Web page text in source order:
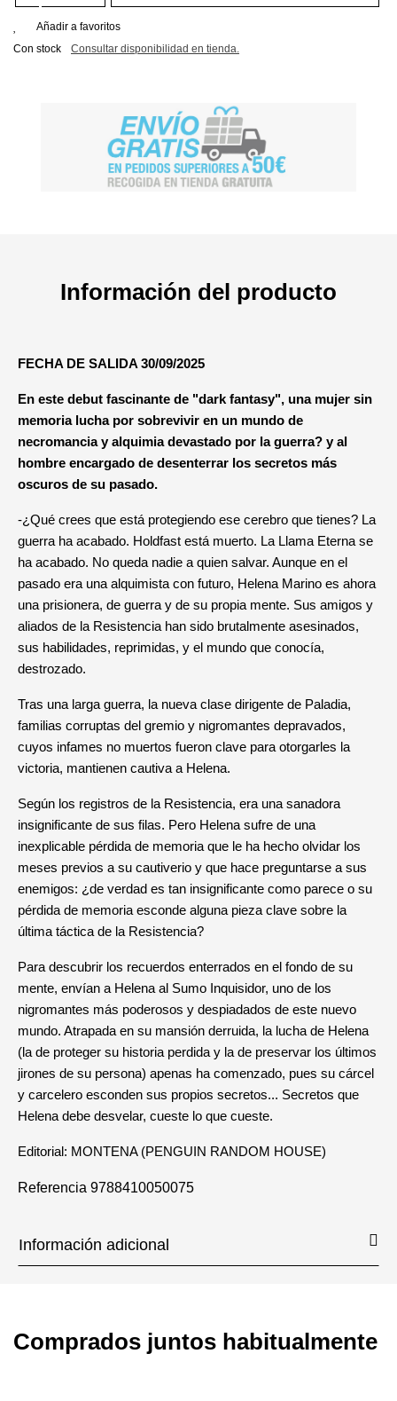
Añadir a favoritos
Con stock
Consultar disponibilidad en tienda.
Información del producto
FECHA DE SALIDA 30/09/2025
En este debut fascinante de "dark fantasy", una mujer sin
memoria lucha por sobrevivir en un mundo de
necromancia y alquimia devastado por la guerra? y al
hombre encargado de desenterrar los secretos más
oscuros de su pasado.
-¿Qué crees que está protegiendo ese cerebro que tienes? La
guerra ha acabado. Holdfast está muerto. La Llama Eterna se
ha acabado. No queda nadie a quien salvar. Aunque en el
pasado era una alquimista con futuro, Helena Marino es ahora
una prisionera, de guerra y de su propia mente. Sus amigos y
aliados de la Resistencia han sido brutalmente asesinados,
sus habilidades, reprimidas, y el mundo que conocía,
destrozado.
Tras una larga guerra, la nueva clase dirigente de Paladia,
familias corruptas del gremio y nigromantes depravados,
cuyos infames no muertos fueron clave para otorgarles la
victoria, mantienen cautiva a Helena.
Según los registros de la Resistencia, era una sanadora
insignificante de sus filas. Pero Helena sufre de una
inexplicable pérdida de memoria que le ha hecho olvidar los
meses previos a su cautiverio y que hace preguntarse a sus
enemigos: ¿de verdad es tan insignificante como parece o su
pérdida de memoria esconde alguna pieza clave sobre la
última táctica de la Resistencia?
Para descubrir los recuerdos enterrados en el fondo de su
mente, envían a Helena al Sumo Inquisidor, uno de los
nigromantes más poderosos y despiadados de este nuevo
mundo. Atrapada en su mansión derruida, la lucha de Helena
(la de proteger su historia perdida y la de preservar los últimos
jirones de su persona) apenas ha comenzado, pues su cárcel
y carcelero esconden sus propios secretos... Secretos que
Helena debe desvelar, cueste lo que cueste.
Editorial: MONTENA (PENGUIN RANDOM HOUSE)
Referencia 9788410050075
Información adicional
Comprados juntos habitualmente